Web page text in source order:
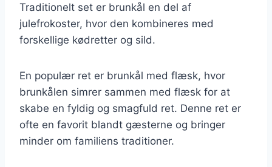
Traditionelt set er brunkål en del af
julefrokoster, hvor den kombineres med
forskellige kødretter og sild.
En populær ret er brunkål med flæsk, hvor
brunkålen simrer sammen med flæsk for at
skabe en fyldig og smagfuld ret. Denne ret er
ofte en favorit blandt gæsterne og bringer
minder om familiens traditioner.